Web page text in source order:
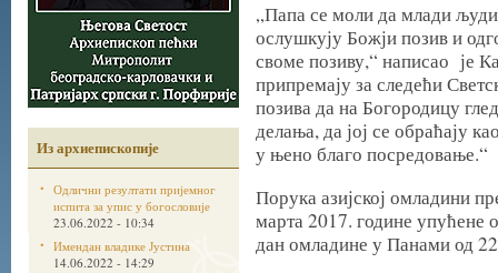
Из архиепископије
Одлични резултати пријемног
испита за упис у богословије
23.06.2022 - 10:34
Имендан владике Јустина
14.06.2022 - 14:29
„Папа се моли да млади
ослушкују Божји позив и
своме позиву,“ написао је
припремају за следећи
позива да на Богородицу
делања, да јој се обраћају
у њено благо посредовање.“
Порука азијској омладини
марта 2017. године упућене
дан омладине у Панами од